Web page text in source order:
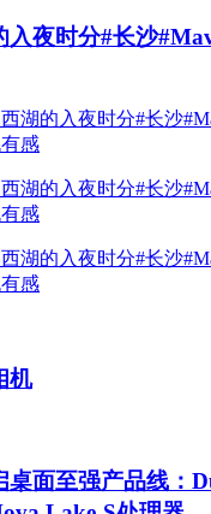
入夜时分#长沙
机
桌面至强产品线：